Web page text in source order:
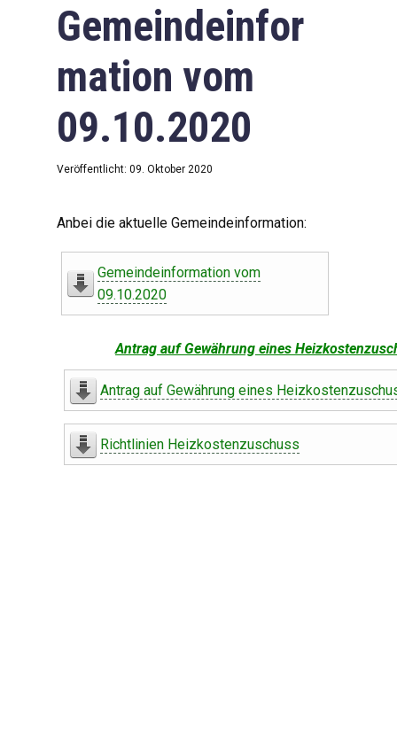
Gemeindeinfor
mation vom
09.10.2020
Veröffentlicht: 09. Oktober 2020
Anbei die aktuelle Gemeindeinformation:
Gemeindeinformation vom
09.10.2020
Antrag auf Gewährung eines
Antrag auf Gewährung eines
Richtlinien Heizkostenzuschuss